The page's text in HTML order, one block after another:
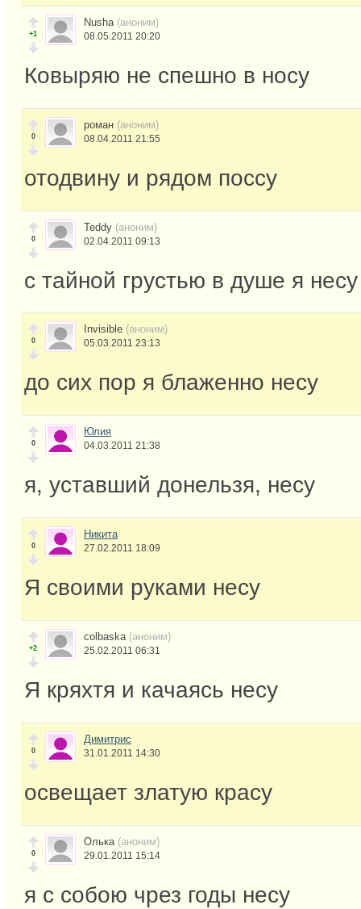
+1
Nusha (аноним)
08.05.2011 20:20
Ковыряю не спешно в носу
0
роман (аноним)
08.04.2011 21:55
отодвину и рядом поссу
0
Teddy (аноним)
02.04.2011 09:13
с тайной грустью в душе я несу
0
Invisible (аноним)
05.03.2011 23:13
до сих пор я блаженно несу
0
Юлия
04.03.2011 21:38
я, уставший донельзя, несу
0
Никита
27.02.2011 18:09
Я своими руками несу
+2
colbaska (аноним)
25.02.2011 06:31
Я кряхтя и качаясь несу
0
Димитрис
31.01.2011 14:30
освещает златую красу
0
Олька (аноним)
29.01.2011 15:14
я с собою чрез годы несу